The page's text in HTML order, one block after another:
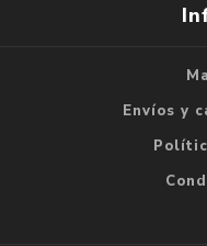
Envíos y